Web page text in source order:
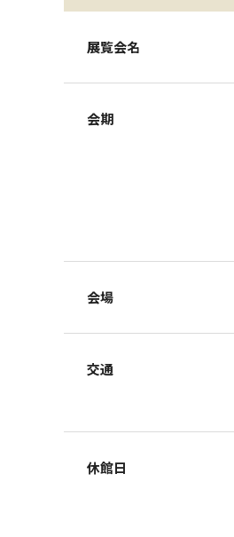
展覧会名
会期
会場
交通
休館日